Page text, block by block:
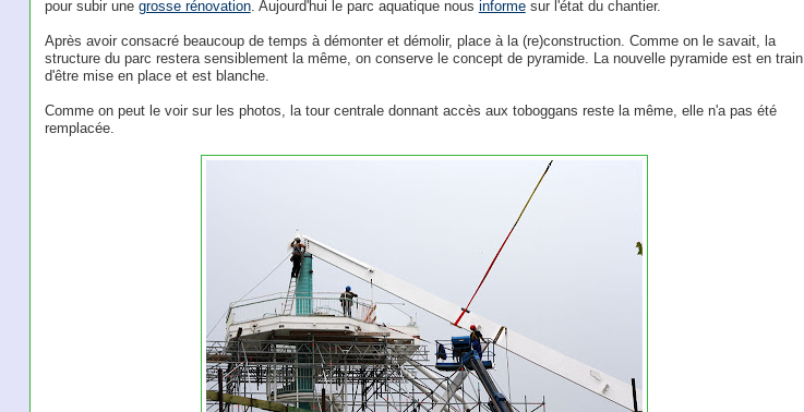
pour subir une grosse rénovation. Aujourd'hui le parc aquatique nous informesur l'état du chantier.
Après avoir consacré beaucoup de temps à démonter et démolir, place à la (re)construction. Comme on le savait, la
structure du parc restera sensiblement la même, on conserve le concept de pyramide. La nouvelle pyramide est en train
d'être mise en place et est blanche.
Comme on peut le voir sur les photos, la tour centrale donnant accès aux toboggans reste la même, elle n'a pas été
remplacée.